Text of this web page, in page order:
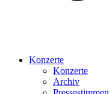
Konzerte
Konzerte
Archiv